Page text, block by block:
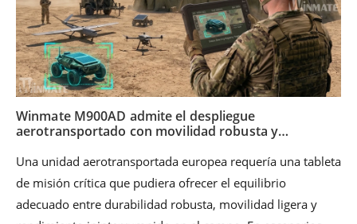
capacitiva proyectada, diseño frontal IP65 y conectores
M12 impermeables, la pantalla ayudó al equipo a
demostrar un sistema de ingeniería completo que
combinaba diseño mecánico, electrónica, controles,
software y usabilidad en el mundo real.
Winmate M900AD admite el despliegue
aerotransportado con movilidad robusta y
Una unidad aerotransportada europea requería una tableta
de misión crítica que pudiera ofrecer el equilibrio
adecuado entre durabilidad robusta, movilidad ligera y